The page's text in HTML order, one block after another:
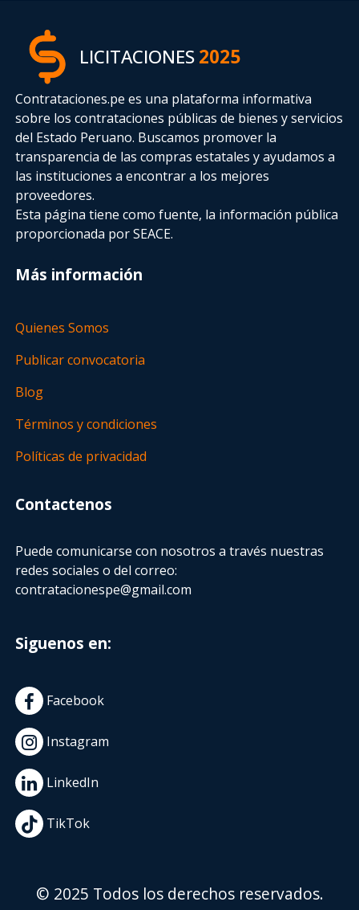
LICITACIONES2025
Contrataciones.pe es una plataforma informativa
sobre los contrataciones públicas de bienes y servicios
del Estado Peruano. Buscamos promover la
transparencia de las compras estatalesy ayudamos a
las instituciones a encontrar a los mejores
proveedores.
Esta página tiene como fuente, la información pública
proporcionada por SEACE.
Más información
Quienes Somos
Publicar convocatoria
Blog
Términos y condiciones
Políticas de privacidad
Contactenos
Puede comunicarse con nosotros a través nuestras
redes sociales o del correo:
contratacionespe@gmail.com
Siguenos en:
Facebook
Instagram
LinkedIn
TikTok
© 2025 Todos los derechos reservados.